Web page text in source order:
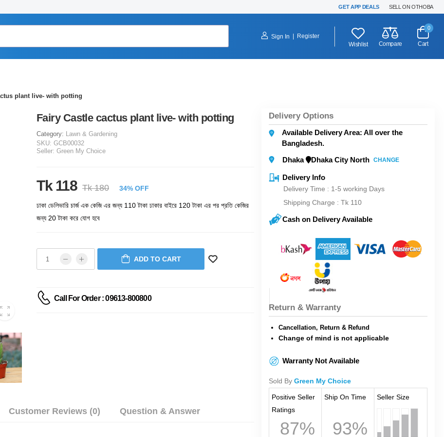
GET APP DEALS SELL ON OTHOBA
Sign In
Register
Wishlist
Compare
0
Cart
plant live- with potting
Fairy Castle cactus plant live- with potting
Category: Lawn & Gardening
SKU: GCB00032
Seller: Green My Choice
Tk 118 Tk 180 34% OFF
ঢাকা ডেলিভারি চার্জ এক কেজি এর জন্য 110 টাকা ঢাকার বাইরে 120 টাকা এর পর প্রতি কেজির
জন্য 20 টাকা করে যোগ হবে
ADD TO CART
Call For Order : 09613-800800
Customer Reviews (0) Question & Answer
Delivery Options
Available Delivery Area: All over the
Bangladesh.
Dhaka
Dhaka City North CHANGE
Delivery Info
Delivery Time : 1-5 working Days
Shipping Charge : Tk 110
Cash on Delivery Available
Return & Warranty
Cancellation, Return & Refund
Change of mind is not applicable
Warranty Not Available
Sold By Green My Choice
Positive Seller
Ratings
87%
Ship On Time
93%
Seller Size